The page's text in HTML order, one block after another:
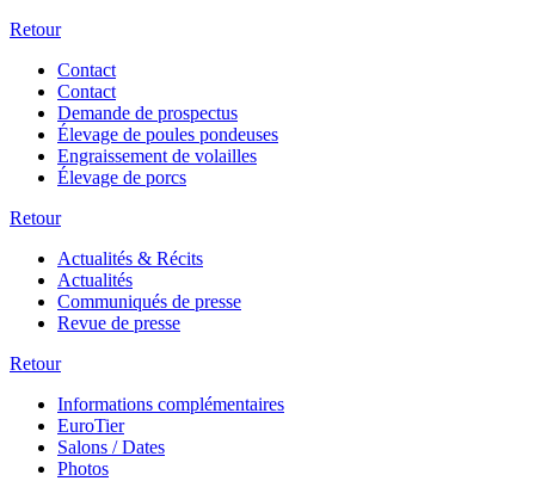
Retour
Contact
Contact
Demande de prospectus
Élevage de poules pondeuses
Engraissement de volailles
Élevage de porcs
Retour
Actualités & Récits
Actualités
Communiqués de presse
Revue de presse
Retour
Informations complémentaires
EuroTier
Salons / Dates
Photos